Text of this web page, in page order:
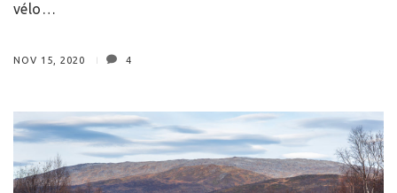
vélo…
NOV 15, 2020 4